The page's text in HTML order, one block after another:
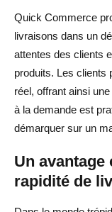
Quick Commerce
livraisons dans un
attentes des clients
produits. Les clients
réel, offrant ainsi
à la demande est
démarquer sur un
Un
rapidité de